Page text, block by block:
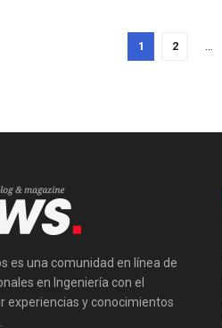
1 2
es una comunidad en línea de
en Ingeniería con el
experiencias y conocimientos